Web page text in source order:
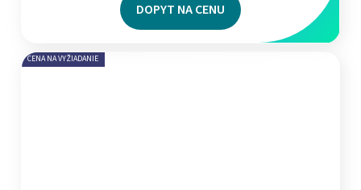
DOPYT NA CENU
CENA NA VYŽIADANIE